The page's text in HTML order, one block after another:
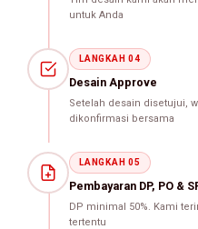
untuk Anda
LANGKAH 04
Desain Approve
Setelah desain disetujui,
dikonfirmasi bersama
LANGKAH 05
Pembayaran DP, PO &
DP minimal 50%. Kami
tertentu